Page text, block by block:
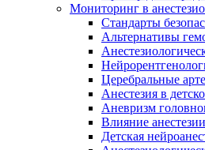
Мониторинг в
Стандарты
Альтернативы
Церебральные
Анестезия в
Аневризм
Влияние анестезии
Детская